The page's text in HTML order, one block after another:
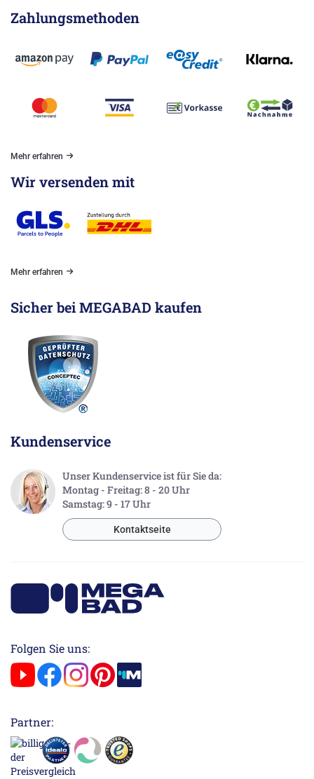
Zahlungsmethoden
Mehr erfahren
Wir versenden mit
Mehr erfahren
Sicher bei MEGABAD kaufen
Kundenservice
Unser Kundenservice ist für Sie da:
Montag - Freitag: 8 - 20 Uhr
Samstag: 9 - 17 Uhr
Kontaktseite
Folgen Sie uns:
Partner: